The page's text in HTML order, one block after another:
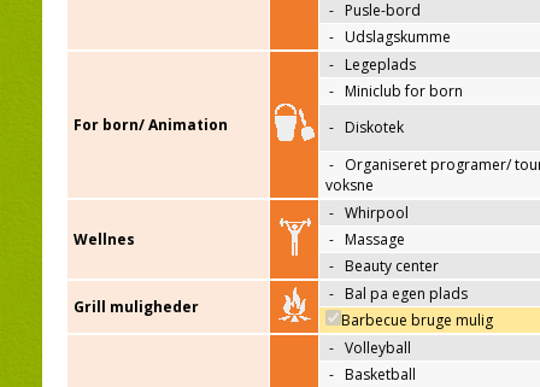
- Pusle-bord
- Udslagskumme
For born/ Animation
- Legeplads
- Miniclub for born
- Diskotek
- Organiseret programer/
voksne
Wellnes
- Whirpool
- Massage
- Beauty center
Grill muligheder
- Bal pa egen plads
Barbecue bruge mulig
- Volleyball
- Basketball